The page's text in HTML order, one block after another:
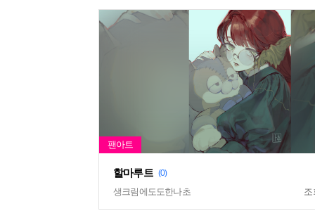
할마루트 (0)
생크림에도도한나초 조